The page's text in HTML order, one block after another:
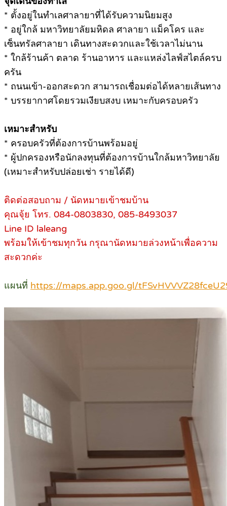
* ตั้งอยู่ในทําเลศาลายาที่ได้รับความนิยมสูง
* อยู่ใกล้ มหาวิทยาลัยมหิดล ศาลายา แม็คโคร และ
เซ็นทรัลศาลายา เดินทางสะดวกและใช้เวลาไม่นาน
* ใกล้ร้านค้า ตลาด ร้านอาหาร และแหล่งไลฟ์สไตล์ครบ
ครัน
* ถนนเข้า-ออกสะดวก สามารถเชื่อมต่อได้หลายเส้นทาง
* บรรยากาศโดยรวมเงียบสงบ เหมาะกับครอบครัว
เหมาะสําหรับ
* ครอบครัวที่ต้องการบ้านพร้อมอยู่
* ผู้ปกครองหรือนักลงทุนที่ต้องการบ้านใกล้มหาวิทยาลัย
(เหมาะสําหรับปล่อยเช่า รายได้ดี)
ติดต่อสอบถาม / นัดหมายเข้าชมบ้าน
คุณจุ้ย โทร. 084-0803830, 085-8493037
Line ID laleang
พร้อมให้เข้าชมทุกวัน กรุณานัดหมายล่วงหน้าเพื่อความ
สะดวกค่ะ
แผนที่ https://maps.app.goo.gl/